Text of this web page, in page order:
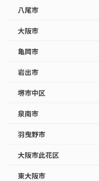
八尾市
大阪市
亀岡市
岩出市
堺市中区
泉南市
羽曳野市
大阪市此花区
東大阪市